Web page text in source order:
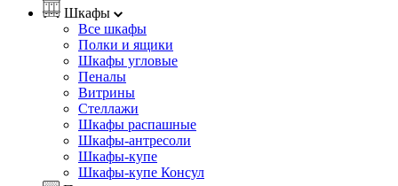
Шкафы
Все шкафы
Полки и ящики
Шкафы угловые
Пеналы
Витрины
Стеллажи
Шкафы распашные
Шкафы-антресоли
Шкафы-купе
Шкафы-купе Консул